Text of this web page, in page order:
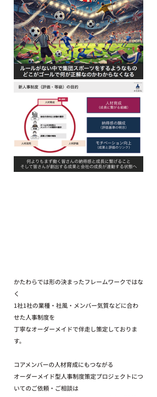
かたわらでは形の決まったフレームワークではな
く
1社1社の業種・社風・メンバー気質などに合わ
せた人事制度を
丁寧なオーダーメイドで伴走し策定しておりま
す。
コアメンバーの人材育成にもつながる
オーダーメイド型人事制度策定プロジェクトにつ
いてのご依頼・ご相談は